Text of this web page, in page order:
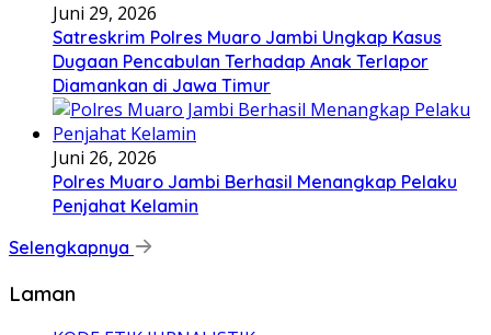
Juni 29, 2026
Satreskrim Polres Muaro Jambi Ungkap Kasus
Dugaan Pencabulan Terhadap Anak Terlapor
Diamankan di Jawa Timur
Juni 26, 2026
Polres Muaro Jambi Berhasil Menangkap Pelaku
Penjahat Kelamin
Selengkapnya
Laman